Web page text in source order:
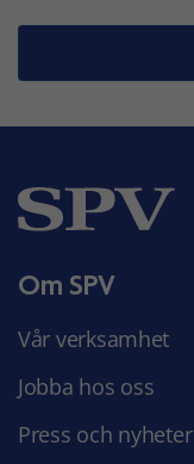
Om SPV
Vår verksamhet
Jobba hos oss
Press och nyheter